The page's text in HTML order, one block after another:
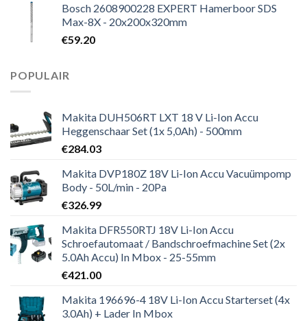
Bosch 2608900228 EXPERT Hamerboor SDS
Max-8X - 20x200x320mm
€59.20
POPULAIR
Makita DUH506RT LXT 18 V Li-Ion Accu
Heggenschaar Set (1x 5,0Ah) - 500mm
€284.03
Makita DVP180Z 18V Li-Ion Accu Vacuümpomp
Body - 50L/min - 20Pa
€326.99
Makita DFR550RTJ 18V Li-Ion Accu
Schroefautomaat / Bandschroefmachine Set (2x
5.0Ah Accu) In Mbox - 25-55mm
€421.00
Makita 196696-4 18V Li-Ion Accu Starterset (4x
3.0Ah) + Lader In Mbox